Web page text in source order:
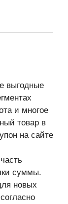
выгодные
и многое
товар в
на сайте
суммы.
новых